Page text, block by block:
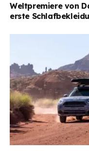
Weltpremiere von
erste